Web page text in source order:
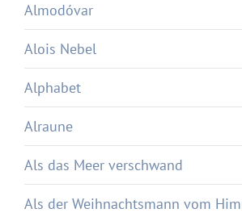
Almodóvar
Alois Nebel
Alphabet
Alraune
Als das Meer verschwand
Als der Weihnachtsmann vom